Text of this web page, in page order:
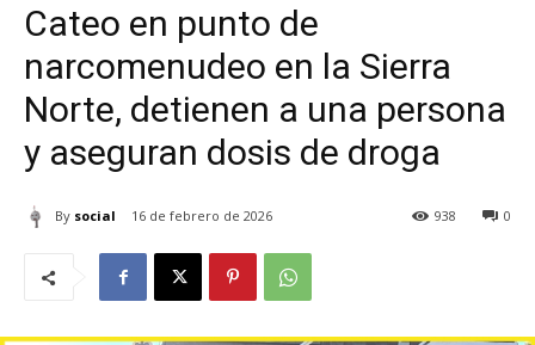
Cateo en punto de
narcomenudeo en la Sierra
Norte, detienen a una persona
y aseguran dosis de droga
By social 16 de febrero de 2026 0
938